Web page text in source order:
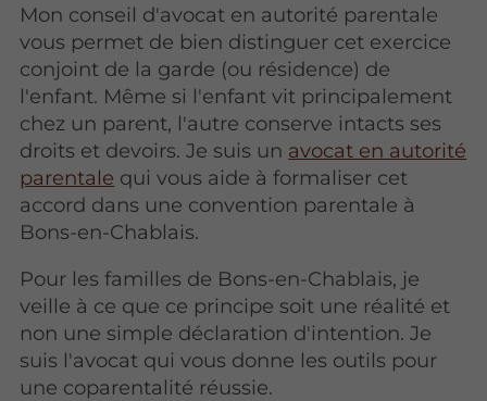
Mon conseil d'avocat en autorité parentale
vous permet de bien distinguer cet exercice
conjoint de la garde (ou résidence) de
l'enfant. Même si l'enfant vit principalement
chez un parent, l'autre conserve intacts ses
droits et devoirs. Je suis un avocat en autorité
parentale qui vous aide à formaliser cet
accord dans une convention parentale à
Bons-en-Chablais.
Pour les familles de Bons-en-Chablais, je
veille à ce que ce principe soit une réalité et
non une simple déclaration d'intention. Je
suis l'avocat qui vous donne les outils pour
une coparentalité réussie.